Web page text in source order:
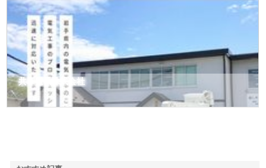
共和電気株式会社